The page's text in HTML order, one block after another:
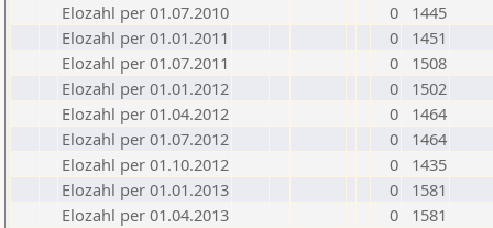
Elozahl per 01.07.2010
0
1445
Elozahl per 01.01.2011
0
1451
Elozahl per 01.07.2011
0
1508
Elozahl per 01.01.2012
0
1502
Elozahl per 01.04.2012
0
1464
Elozahl per 01.07.2012
0
1464
Elozahl per 01.10.2012
0
1435
Elozahl per 01.01.2013
0
1581
Elozahl per 01.04.2013
0
1581